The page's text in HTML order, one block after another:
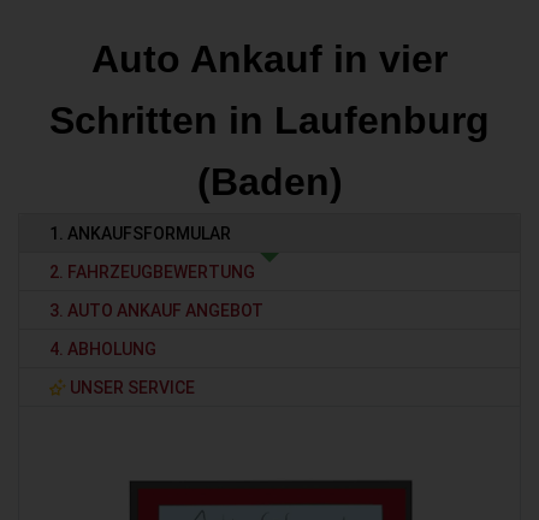
Auto Ankauf in vier
Schritten in Laufenburg
(Baden)
1. ANKAUFSFORMULAR
2. FAHRZEUGBEWERTUNG
3. AUTO ANKAUF ANGEBOT
4. ABHOLUNG
UNSER SERVICE